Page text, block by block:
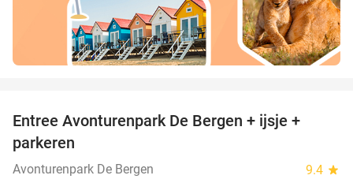
Entree Avonturenpark De Bergen + ijsje +
parkeren
Avonturenpark De Bergen 9.4 star